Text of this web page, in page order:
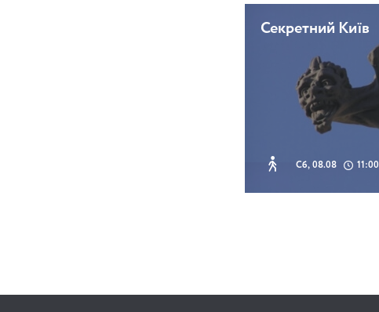
Секретний Київ
Сб, 08.08 11:00